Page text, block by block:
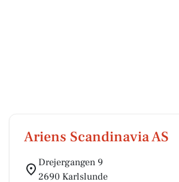
Ariens Scandinavia AS
Drejergangen 9
2690 Karlslunde